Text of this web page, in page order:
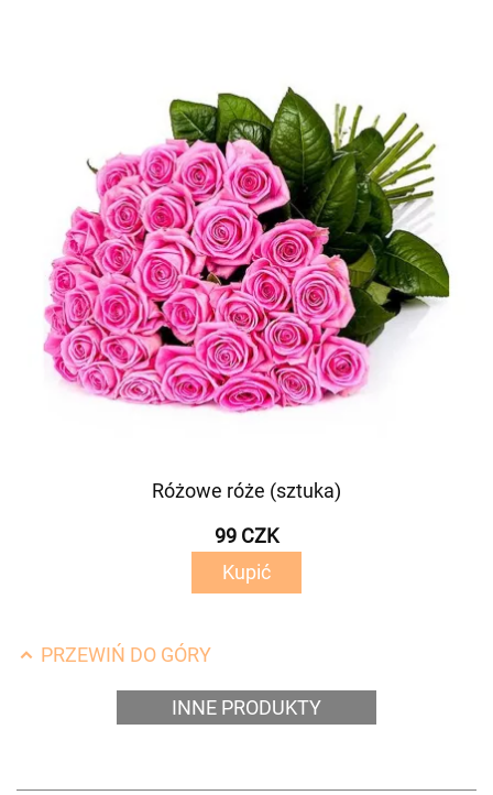
Różowe róże (sztuka)
99 CZK
Kupić
PRZEWIŃ DO GÓRY
INNE PRODUKTY